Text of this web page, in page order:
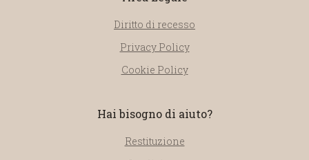
Diritto di recesso
Privacy Policy
Cookie Policy
Hai bisogno di aiuto?
Restituzione